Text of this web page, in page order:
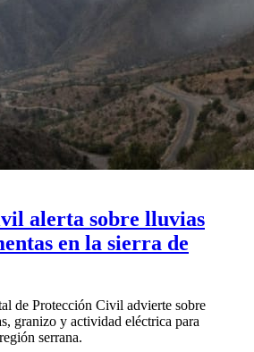
alerta sobre lluvias
en la sierra de
de Protección Civil advierte sobre
granizo y actividad eléctrica para
serrana.